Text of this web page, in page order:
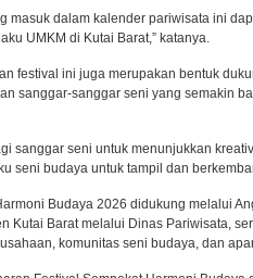
masuk dalam kalender pariwisata ini
UMKM di Kutai Barat,” katanya.
festival ini juga merupakan bentuk
sanggar-sanggar seni yang semakin
sanggar seni untuk menunjukkan
seni budaya untuk tampil dan
Budaya 2026 didukung melalui
Kutai Barat melalui Dinas Pariwisata,
komunitas seni budaya, dan